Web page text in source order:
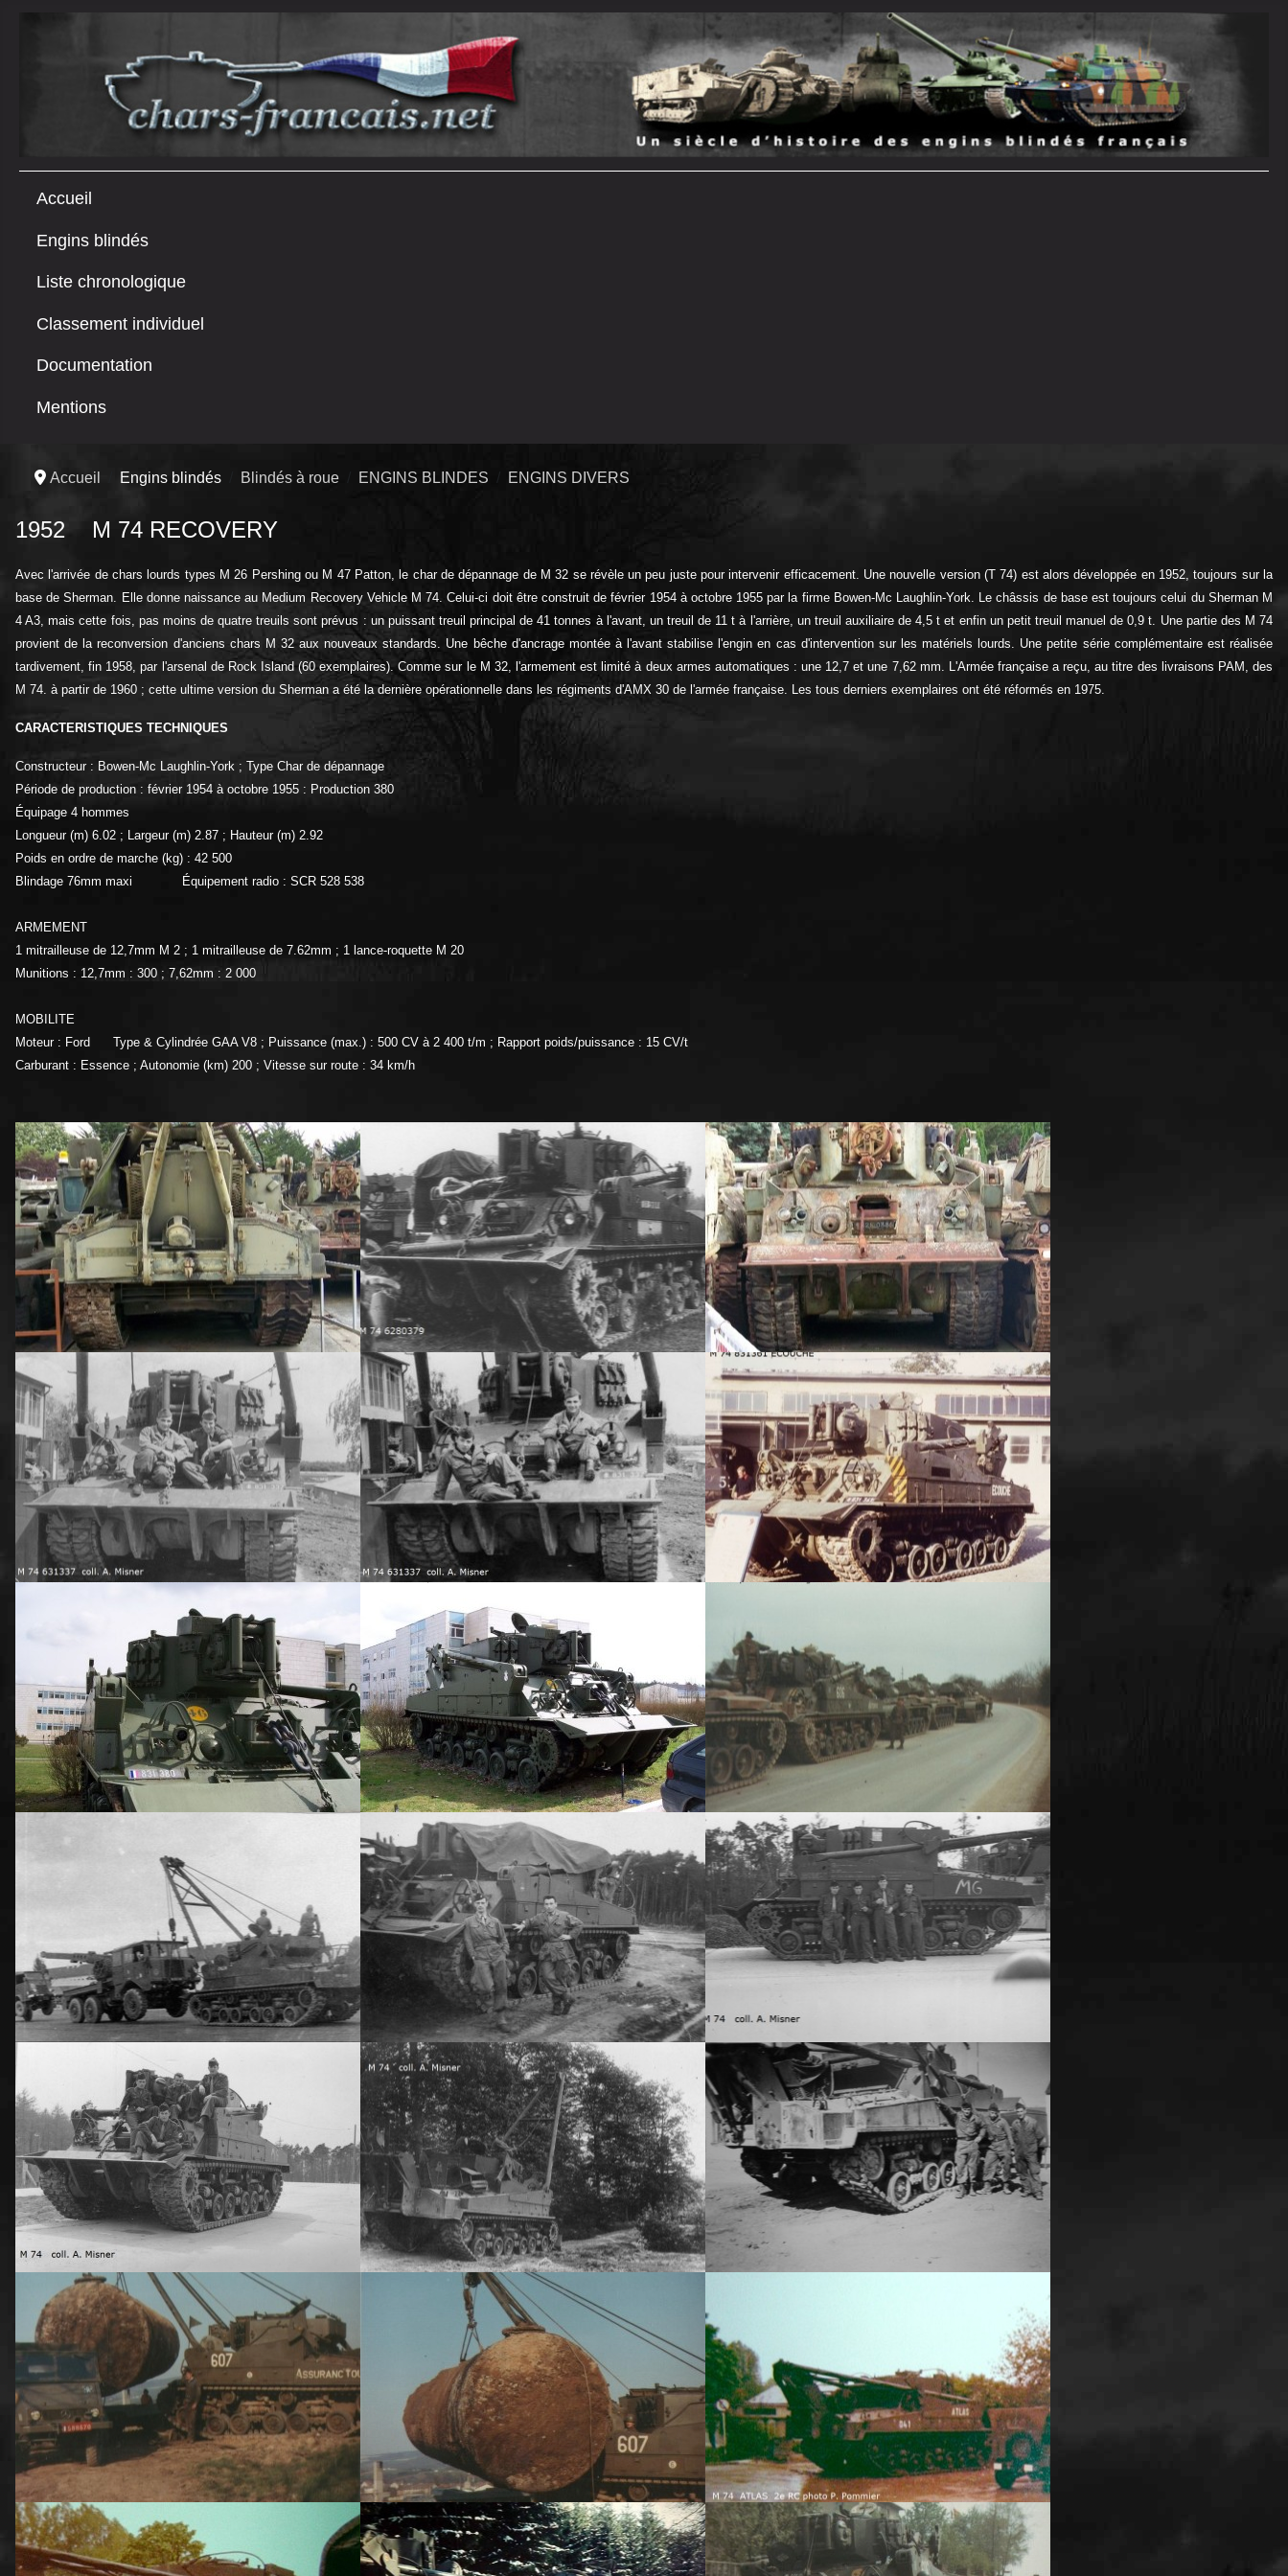
Accueil
Engins blindés
Liste chronologique
Classement individuel
Documentation
Mentions
Accueil Engins blindés Blindés à roue ENGINS BLINDES ENGINS DIVERS
1952 M 74 RECOVERY
Avec l'arrivée de chars lourds types M 26 Pershing ou M 47 Patton, le char de dépannage de M 32 se révèle un peu juste pour intervenir efficacement. Une nouvelle version (T 74) est alors développée en 1952, toujours sur la
base de Sherman. Elle donne naissance au Medium Recovery Vehicle M 74. Celui-ci doit être construit de février 1954 à octobre 1955 par la firme Bowen-Mc Laughlin-York. Le châssis de base est toujours celui du Sherman M
4 A3, mais cette fois, pas moins de quatre treuils sont prévus : un puissant treuil principal de 41 tonnes à l'avant, un treuil de 11 t à l'arrière, un treuil auxiliaire de 4,5 t et enfin un petit treuil manuel de 0,9 t. Une partie des M 74
provient de la reconversion d'anciens chars M 32 aux nouveaux standards. Une bêche d'ancrage montée à l'avant stabilise l'engin en cas d'intervention sur les matériels lourds. Une petite série complémentaire est réalisée
tardivement, fin 1958, par l'arsenal de Rock Island (60 exemplaires). Comme sur le M 32, l'armement est limité à deux armes automatiques : une 12,7 et une 7,62 mm. L'Armée française a reçu, au titre des livraisons PAM, des
M 74. à partir de 1960 ; cette ultime version du Sherman a été la dernière opérationnelle dans les régiments d'AMX 30 de l'armée française. Les tous derniers exemplaires ont été réformés en 1975.
CARACTERISTIQUES TECHNIQUES
Constructeur : Bowen-Mc Laughlin-York ; Type Char de dépannage
Période de production : février 1954 à octobre 1955 : Production 380
Équipage 4 hommes
Longueur (m) 6.02 ; Largeur (m) 2.87 ; Hauteur (m) 2.92
Poids en ordre de marche (kg) : 42 500
Blindage 76mm maxi Équipement radio : SCR 528 538
ARMEMENT
1 mitrailleuse de 12,7mm M 2 ; 1 mitrailleuse de 7.62mm ; 1 lance-roquette M 20
Munitions : 12,7mm : 300 ; 7,62mm : 2 000
MOBILITE
Moteur : Ford Type & Cylindrée GAA V8 ; Puissance (max.) : 500 CV à 2 400 t/m ; Rapport poids/puissance : 15 CV/t
Carburant : Essence ; Autonomie (km) 200 ; Vitesse sur route : 34 km/h